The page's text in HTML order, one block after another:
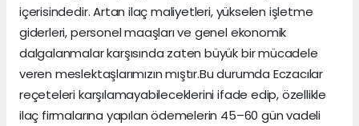
içerisindedir. Artan ilaç maliyetleri, yükselen işletme
giderleri, personel maaşları ve genel ekonomik
dalgalanmalar karşısında zaten büyük bir mücadele
veren meslektaşlarımızın mıştır.Bu durumda Eczacılar
reçeteleri karşılamayabileceklerini ifade edip, özellikle
ilaç firmalarına yapılan ödemelerin 45–60 gün vadeli